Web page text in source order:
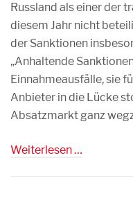
Russland als einer der
diesem Jahr nicht
der Sanktionen
„Anhaltende
Einnahmeausfälle, sie
Anbieter in die Lücke
Absatzmarkt ganz
Weiterlesen …